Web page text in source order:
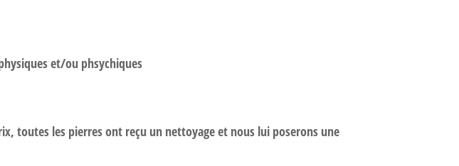
et/ou phsychiques
toutes les pierres ont reçu un nettoyage et nous lui poserons une